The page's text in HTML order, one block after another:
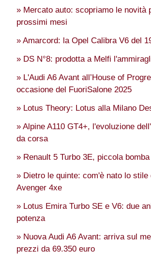
» Mercato auto: scopriamo le novità
prossimi mesi
» Amarcord: la Opel Calibra V6 del
» DS N°8: prodotta a Melfi
» L'Audi A6 Avant all’House of
occasione del FuoriSalone 2025
» Lotus Theory: Lotus alla Milano
» Alpine A110 GT4+, l'evoluzione
da corsa
» Renault 5 Turbo 3E, piccola
» Dietro le quinte: com'è nato lo stile
Avenger 4xe
» Lotus Emira Turbo SE e V6: due
potenza
» Nuova Audi A6 Avant: arriva sul
prezzi da 69.350 euro